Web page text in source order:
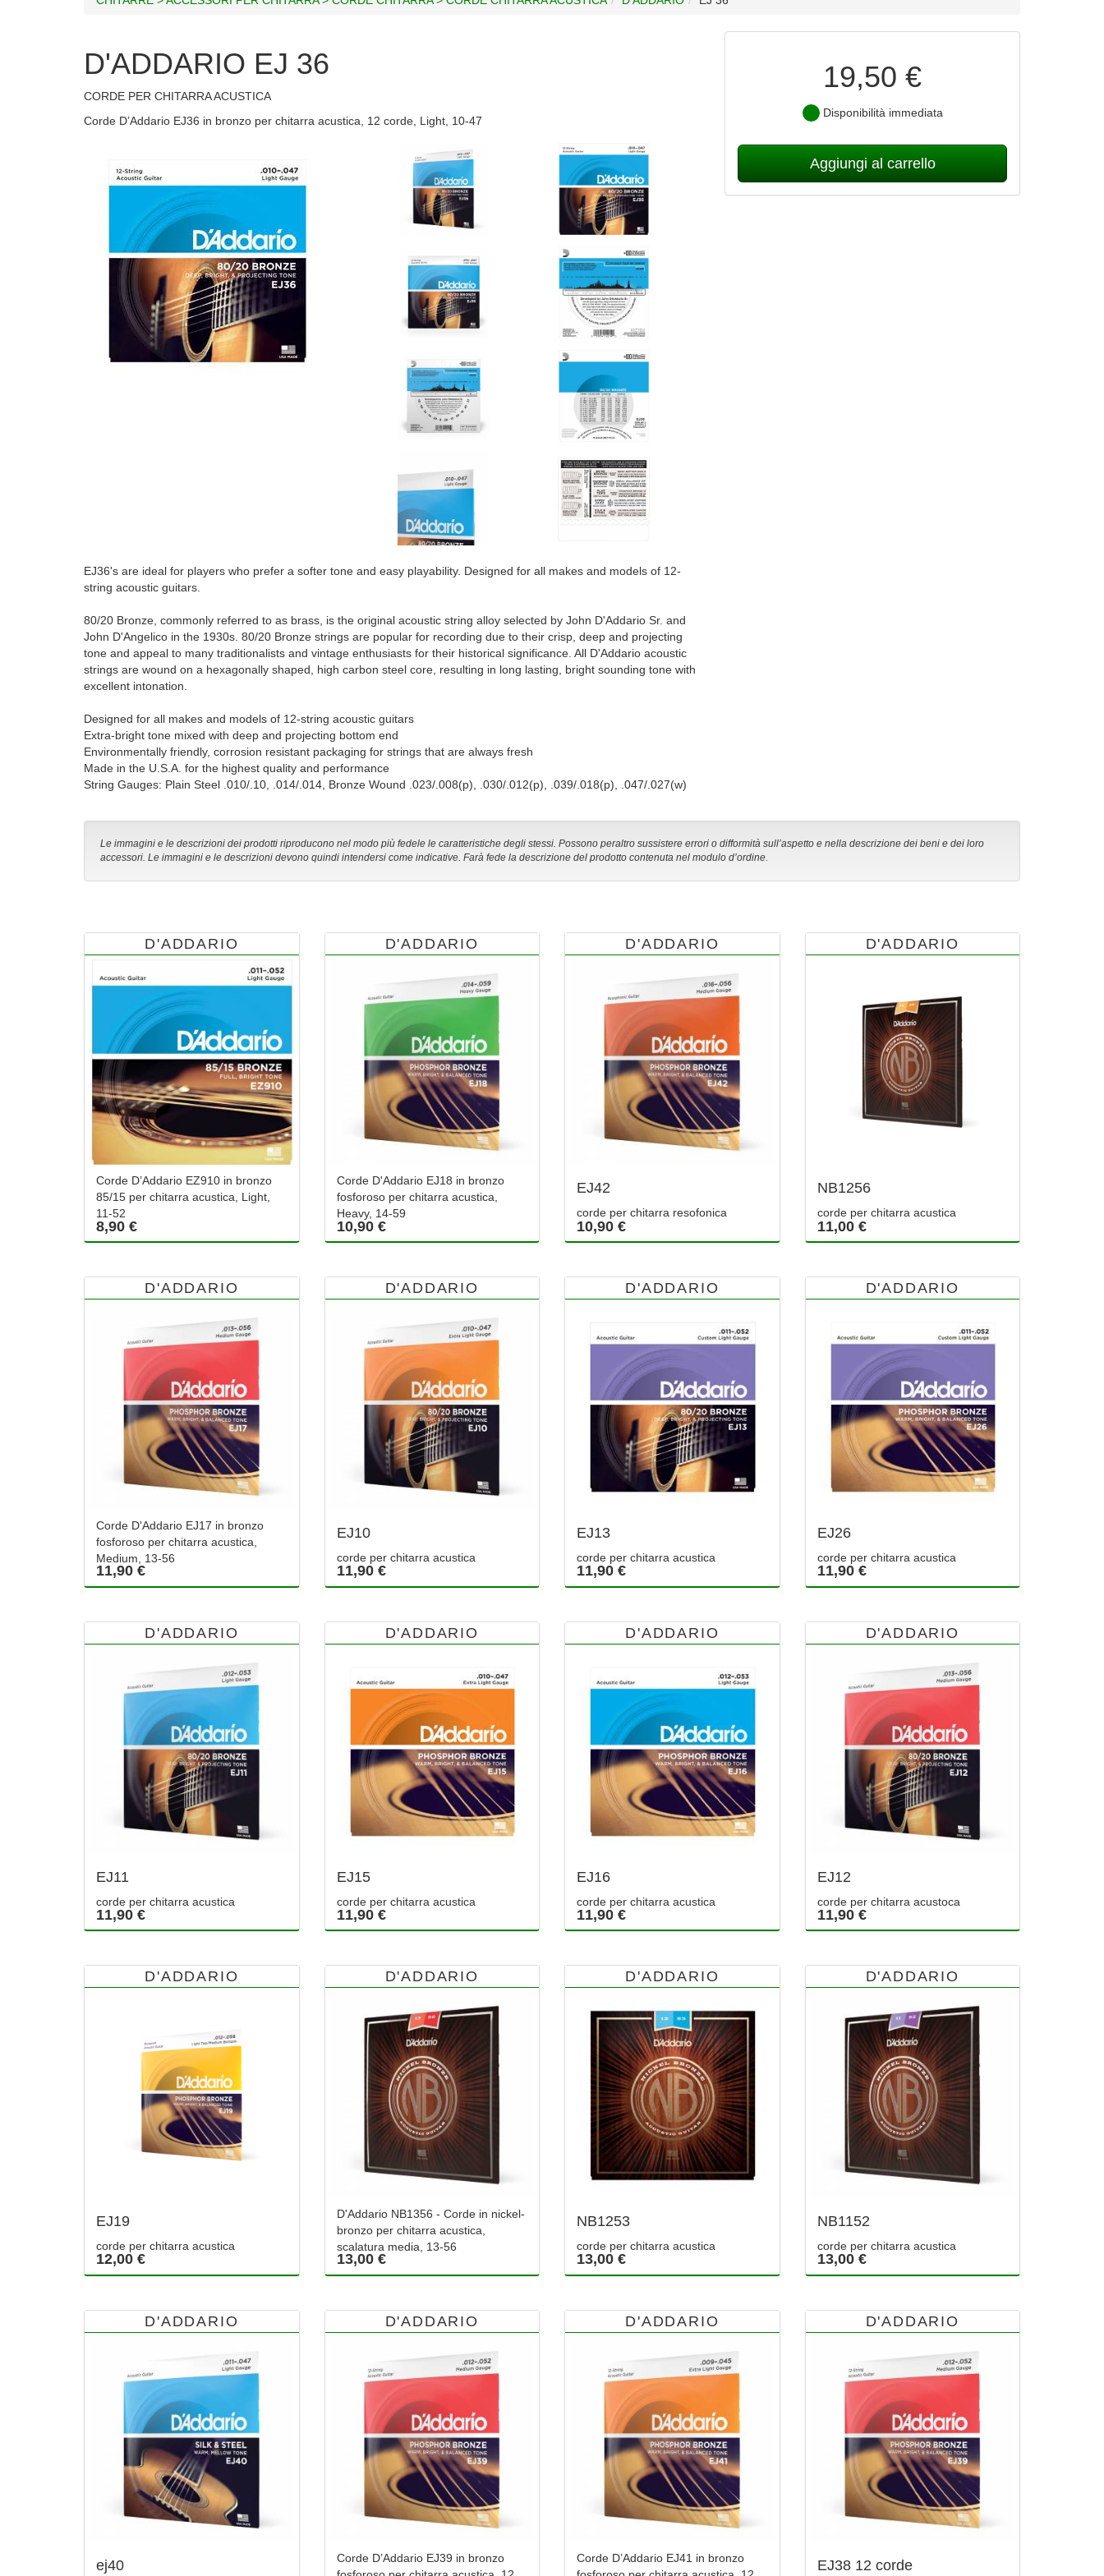
19,50 €
Disponibilità immediata
Aggiungi al carrello
D'ADDARIO EJ 36
CORDE PER CHITARRA ACUSTICA
Corde D’Addario EJ36 in bronzo per chitarra acustica, 12 corde, Light, 10-47
EJ36's are ideal for players who prefer a softer tone and easy playability. Designed for all makes and models of 12-
string acoustic guitars.
80/20 Bronze, commonly referred to as brass, is the original acoustic string alloy selected by John D'Addario Sr. and
John D'Angelico in the 1930s. 80/20 Bronze strings are popular for recording due to their crisp, deep and projecting
tone and appeal to many traditionalists and vintage enthusiasts for their historical significance. All D'Addario acoustic
strings are wound on a hexagonally shaped, high carbon steel core, resulting in long lasting, bright sounding tone with
excellent intonation.
Designed for all makes and models of 12-string acoustic guitars
Extra-bright tone mixed with deep and projecting bottom end
Environmentally friendly, corrosion resistant packaging for strings that are always fresh
Made in the U.S.A. for the highest quality and performance
String Gauges: Plain Steel .010/.10, .014/.014, Bronze Wound .023/.008(p), .030/.012(p), .039/.018(p), .047/.027(w)
Le immagini e le descrizioni dei prodotti riproducono nel modo più fedele le caratteristiche degli stessi. Possono peraltro sussistere errori o difformità sull’aspetto e nella descrizione dei beni e dei loro
accessori. Le immagini e le descrizioni devono quindi intendersi come indicative. Farà fede la descrizione del prodotto contenuta nel modulo d’ordine.
D'ADDARIO
Corde D’Addario EZ910 in bronzo
85/15 per chitarra acustica, Light,
11-52
8,90 €
D'ADDARIO
Corde D'Addario EJ18 in bronzo
fosforoso per chitarra acustica,
Heavy, 14-59
10,90 €
D'ADDARIO
EJ42
corde per chitarra resofonica
10,90 €
D'ADDARIO
NB1256
corde per chitarra acustica
11,00 €
D'ADDARIO
Corde D'Addario EJ17 in bronzo
fosforoso per chitarra acustica,
Medium, 13-56
11,90 €
D'ADDARIO
EJ10
corde per chitarra acustica
11,90 €
D'ADDARIO
EJ13
corde per chitarra acustica
11,90 €
D'ADDARIO
EJ26
corde per chitarra acustica
11,90 €
D'ADDARIO
EJ11
corde per chitarra acustica
11,90 €
D'ADDARIO
EJ15
corde per chitarra acustica
11,90 €
D'ADDARIO
EJ16
corde per chitarra acustica
11,90 €
D'ADDARIO
EJ12
corde per chitarra acustoca
11,90 €
D'ADDARIO
EJ19
corde per chitarra acustica
12,00 €
D'ADDARIO
D'Addario NB1356 - Corde in nickel-
bronzo per chitarra acustica,
scalatura media, 13-56
13,00 €
D'ADDARIO
NB1253
corde per chitarra acustica
13,00 €
D'ADDARIO
NB1152
corde per chitarra acustica
13,00 €
D'ADDARIO
ej40
D'ADDARIO
Corde D’Addario EJ39 in bronzo
D'ADDARIO
Corde D’Addario EJ41 in bronzo
D'ADDARIO
EJ38 12 corde